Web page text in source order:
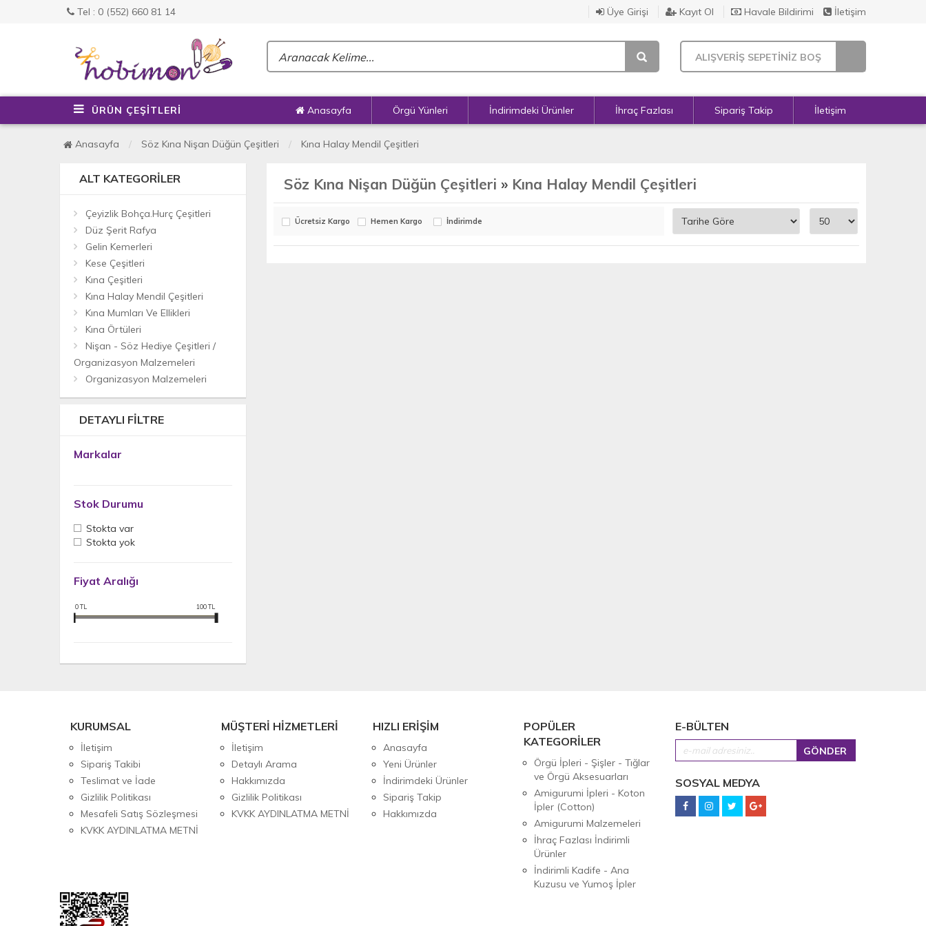
Tel : 0 (552) 660 81 14 Üye Girişi Kayıt Ol Havale Bildirimi İletişim
ALIŞVERİŞ SEPETİNİZ BOŞ
ÜRÜN ÇEŞİTLERİ Anasayfa Örgü Yünleri İndirimdeki Ürünler İhraç Fazlası Sipariş Takip İletişim
Anasayfa Söz Kına Nişan Düğün Çeşitleri Kına Halay Mendil Çeşitleri
ALT KATEGORILER
Çeyizlik Bohça.Hurç Çeşitleri
Düz Şerit Rafya
Gelin Kemerleri
Kese Çeşitleri
Kına Çeşitleri
Kına Halay Mendil Çeşitleri
Kına Mumları Ve Ellikleri
Kına Örtüleri
Nişan - Söz Hediye Çeşitleri /
Organizasyon Malzemeleri
Organizasyon Malzemeleri
DETAYLI FILTRE
Markalar
Stok Durumu
Stokta var
Stokta yok
Fiyat Aralığı
0TL 100TL
Söz Kına Nişan Düğün Çeşitleri » Kına Halay Mendil Çeşitleri
Ücretsiz Kargo Hemen Kargo İndirimde
KURUMSAL
İletişim
Sipariş Takibi
Teslimat ve İade
Gizlilik Politikası
Mesafeli Satış Sözleşmesi
KVKK AYDINLATMA METNİ
MÜŞTERİ HİZMETLERİ
İletişim
Detaylı Arama
Hakkımızda
Gizlilik Politikası
KVKK AYDINLATMA METNİ
HIZLI ERİŞİM
Anasayfa
Yeni Ürünler
İndirimdeki Ürünler
Sipariş Takip
Hakkımızda
POPÜLER
KATEGORİLER
Örgü İpleri - Şişler - Tığlar
ve Örgü Aksesuarları
Amigurumi İpleri - Koton
İpler (Cotton)
Amigurumi Malzemeleri
İhraç Fazlası İndirimli
Ürünler
İndirimli Kadife - Ana
Kuzusu ve Yumoş İpler
E-BÜLTEN
SOSYAL MEDYA